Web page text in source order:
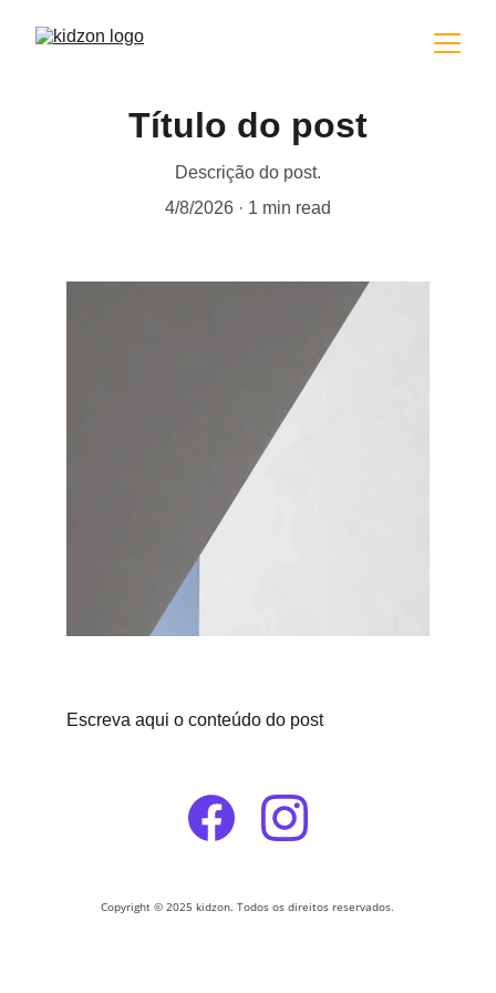
Título do post
Descrição do post.
4/8/2026
1 min read
Escreva aqui o conteúdo do post
Copyright © 2025 kidzon. Todos os direitos reservados.